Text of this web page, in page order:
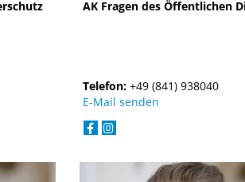
AK Fragen des Öffentlichen
Telefon: +49 (841) 938040
E-Mail senden